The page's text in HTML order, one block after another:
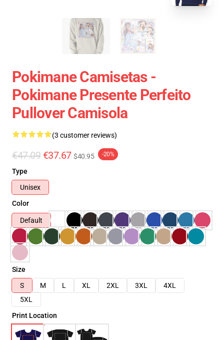
Pokimane Camisetas -
Pokimane Presente Perfeito
Pullover Camisola
(3 customer reviews)
€47.09 €37.67 $40.95 -20%
Type
Unisex
Color
Default
Size
S
M L XL 2XL 3XL
4XL
5XL
Print Location